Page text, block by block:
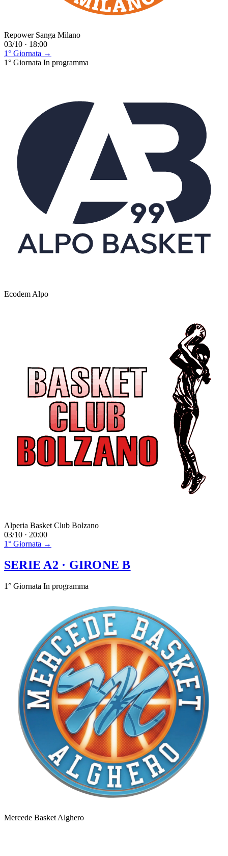
Repower Sanga Milano
03/10 · 18:00
1° Giornata →
1° Giornata In programma
Ecodem Alpo
Alperia Basket Club Bolzano
03/10 · 20:00
1° Giornata →
SERIE A2 · GIRONE B
1° Giornata In programma
Mercede Basket Alghero